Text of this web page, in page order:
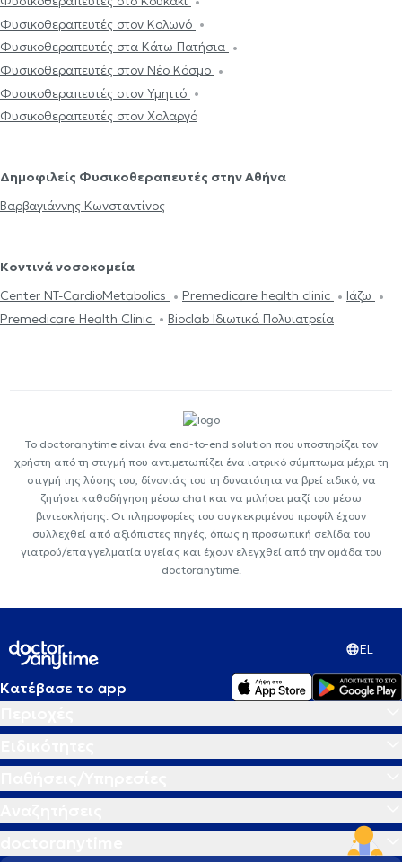
Φυσικοθεραπευτές στον Κολωνό
Φυσικοθεραπευτές στα Κάτω Πατήσια
Φυσικοθεραπευτές στον Νέο Κόσμο
Φυσικοθεραπευτές στον Υμηττό
Φυσικοθεραπευτές στον Χολαργό
Δημοφιλείς Φυσικοθεραπευτές στην Αθήνα
Βαρβαγιάννης Κωνσταντίνος
Κοντινά νοσοκομεία
Center NT-CardioMetabolics
Premedicare health clinic
Ιάζω
Premedicare Health Clinic
Bioclab Ιδιωτικά Πολυιατρεία
Το doctoranytime είναι ένα end-to-end solution που υποστηρίζει τον
χρήστη από τη στιγμή που αντιμετωπίζει ένα ιατρικό σύμπτωμα μέχρι τη
στιγμή της λύσης του, δίνοντάς του τη δυνατότητα να βρεί ειδικό, να
ζητήσει καθοδήγηση μέσω chat και να μιλήσει μαζί του μέσω
βιντεοκλήσης. Οι πληροφορίες του συγκεκριμένου προφίλ έχουν
συλλεχθεί από αξιόπιστες πηγές, όπως η προσωπική σελίδα του
γιατρού/επαγγελματία υγείας και έχουν ελεγχθεί από την ομάδα του
doctoranytime.
EL
Κατέβασε το app